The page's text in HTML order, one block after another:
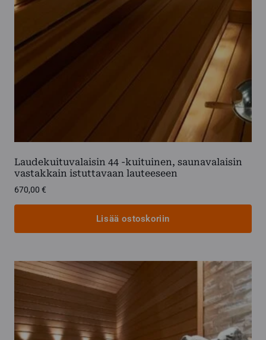
Laudekuituvalaisin 44 -kuituinen, saunavalaisin
vastakkain istuttavaan lauteeseen
670,00 €
Lisää ostoskoriin